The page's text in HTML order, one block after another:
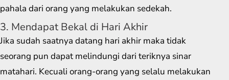
pahala dari orang yang melakukan sedekah.
3. Mendapat Bekal di Hari Akhir
Jika sudah saatnya datang hari akhir maka tidak
seorang pun dapat melindungi dari teriknya sinar
matahari. Kecuali orang-orang yang selalu melakukan